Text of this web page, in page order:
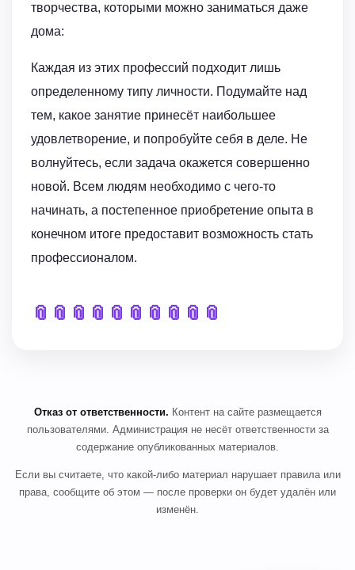
творчества, которыми можно заниматься даже
дома:
Каждая из этих профессий подходит лишь
определенному типу личности. Подумайте над
тем, какое занятие принесёт наибольшее
удовлетворение, и попробуйте себя в деле. Не
волнуйтесь, если задача окажется совершенно
новой. Всем людям необходимо с чего-то
начинать, а постепенное приобретение опыта в
конечном итоге предоставит возможность стать
профессионалом.
📎 📎 📎 📎 📎 📎 📎 📎 📎 📎
Отказ от ответственности. Контент на сайте размещается
пользователями. Администрация не несёт ответственности за
содержание опубликованных материалов.
Если вы считаете, что какой-либо материал нарушает правила или
права, сообщите об этом — после проверки он будет удалён или
изменён.